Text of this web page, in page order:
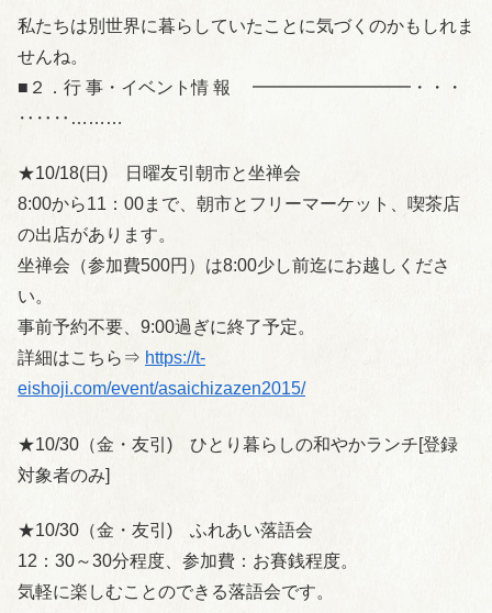
私たちは別世界に暮らしていたことに気づくのかもしれま
せんね。
■２．行 事・イベント情 報 ━━━━━━━━━・・・
‥‥‥………
★10/18(日) 日曜友引朝市と坐禅会
8:00から11：00まで、朝市とフリーマーケット、喫茶店
の出店があります。
坐禅会（参加費500円）は8:00少し前迄にお越しくださ
い。
事前予約不要、9:00過ぎに終了予定。
詳細はこちら⇒ https://t-
eishoji.com/event/asaichizazen2015/
★10/30（金・友引) ひとり暮らしの和やかランチ[登録
対象者のみ]
★10/30（金・友引) ふれあい落語会
12：30～30分程度、参加費：お賽銭程度。
気軽に楽しむことのできる落語会です。